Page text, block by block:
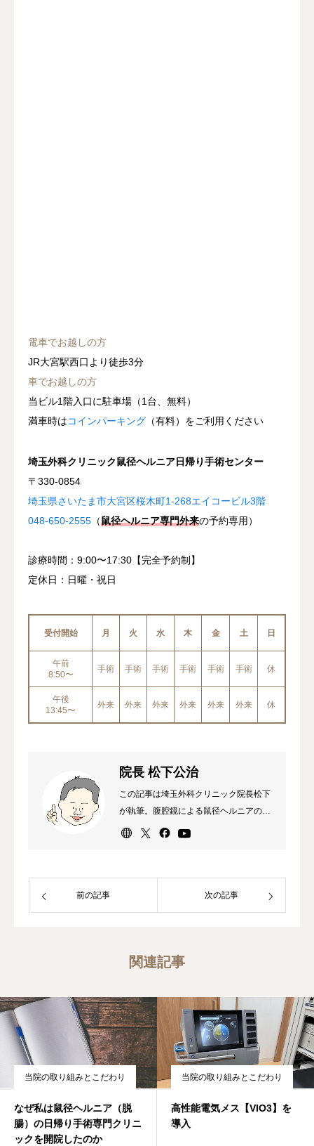
電車でお越しの方
JR大宮駅西口より徒歩3分
車でお越しの方
当ビル1階入口に駐車場（1台、無料）
満車時はコインパーキング （有料）をご利用ください
埼玉外科クリニック鼠径ヘルニア日帰り手術センター
〒330-0854
埼玉県さいたま市大宮区桜木町1-268エイコービル3階
048-650-2555 （鼠径ヘルニア専門外来の予約専用）
診療時間：9:00〜17:30【完全予約制】
定休日：日曜・祝日
受付開始 月 火 水 木 金 土 日
午前
8:50〜
手術 手術 手術 手術 手術 手術 休
午後
13:45〜
外来 外来 外来 外来 外来 外来 休
院長 松下公治
この記事は埼玉外科クリニック院長松下
が執筆。腹腔鏡による鼠径ヘルニアの日
帰り手術が専門。外科専門医、消化器外
前の記事 次の記事
関連記事
当院の取り組みとこだわり
なぜ私は鼠径ヘルニア（脱
腸）の日帰り手術専門クリニ
ックを開院したのか
当院の取り組みとこだわり
高性能電気メス【VIO3】を
導入